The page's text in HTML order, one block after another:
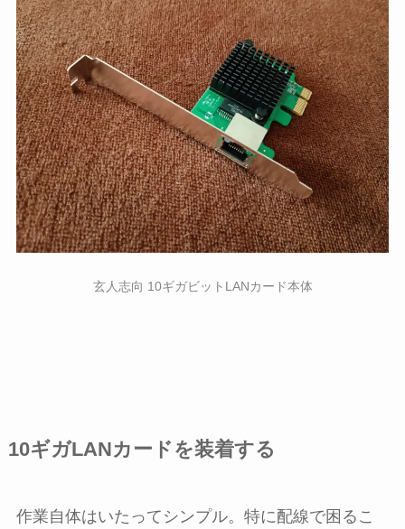
玄人志向 10ギガビットLANカード本体
10ギガLANカードを装着する
作業自体はいたってシンプル。特に配線で困るこ